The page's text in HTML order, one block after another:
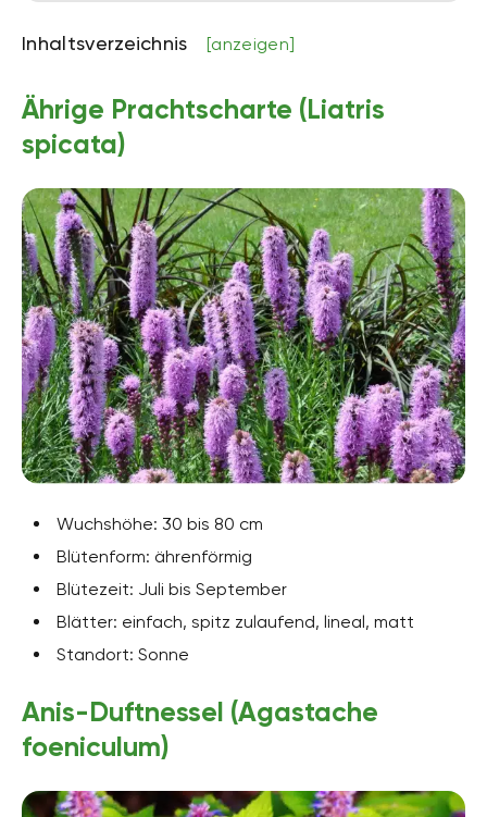
Inhaltsverzeichnis [anzeigen]
Ährige Prachtscharte (Liatris
spicata)
Wuchshöhe: 30 bis 80 cm
Blütenform: ährenförmig
Blütezeit: Juli bis September
Blätter: einfach, spitz zulaufend, lineal, matt
Standort: Sonne
Anis-Duftnessel (Agastache
foeniculum)